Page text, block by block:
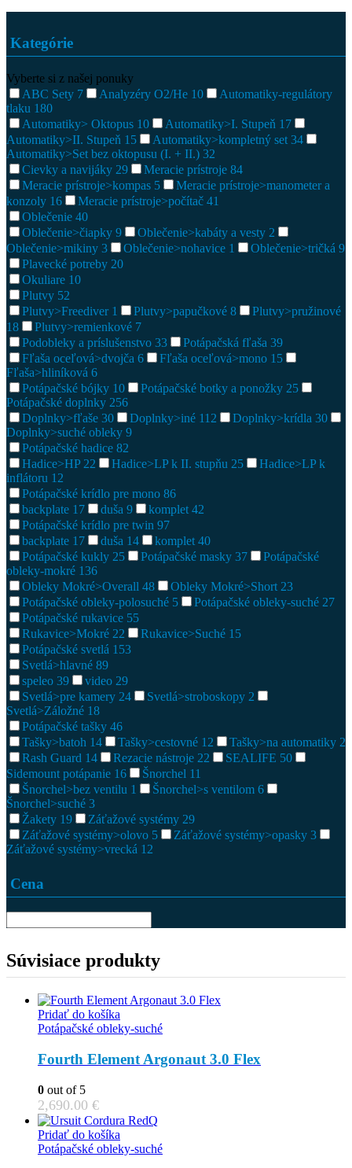
Kategórie
Vyberte si z našej ponuky
ABC Sety 7 Analyzéry O2/He 10
Automatiky-regulátory
tlaku 180
Automatiky> Oktopus 10 Automatiky>I. Stupeň 17
Automatiky>II. Stupeň 15 Automatiky>kompletný set 34
Automatiky>Set bez oktopusu (I. + II.) 32
Cievky a navijáky 29 Meracie prístroje 84
Meracie prístroje>kompas 5
Meracie prístroje>manometer a
konzoly 16 Meracie prístroje>počítač 41
Oblečenie 40
Oblečenie>čiapky 9 Oblečenie>kabáty a vesty 2
Oblečenie>mikiny 3 Oblečenie>nohavice 1 Oblečenie>tričká 9
Plavecké potreby 20
Okuliare 10
Plutvy 52
Plutvy>Freediver 1 Plutvy>papučkové 8
Plutvy>pružinové
18
Plutvy>remienkové 7
Podobleky a príslušenstvo 33 Potápačská fľaša 39
Fľaša oceľová>dvojča 6 Fľaša oceľová>mono 15
Fľaša>hliníková 6
Potápačské bójky 10 Potápačské botky a ponožky 25
Potápačské doplnky 256
Doplnky>fľaše 30 Doplnky>iné 112 Doplnky>krídla 30
Doplnky>suché obleky 9
Potápačské hadice 82
Hadice>HP 22 Hadice>LP k II. stupňu 25
Hadice>LP k
inflátoru 12
Potápačské krídlo pre mono 86
backplate 17 duša 9 komplet 42
Potápačské krídlo pre twin 97
backplate 17 duša 14 komplet 40
Potápačské kukly 25 Potápačské masky 37
Potápačské
obleky-mokré 136
Obleky Mokré>Overall 48 Obleky Mokré>Short 23
Potápačské obleky-polosuché 5 Potápačské obleky-suché 27
Potápačské rukavice 55
Rukavice>Mokré 22 Rukavice>Suché 15
Potápačské svetlá 153
Svetlá>hlavné 89
speleo 39 video 29
Svetlá>pre kamery 24 Svetlá>stroboskopy 2
Svetlá>Záložné 18
Potápačské tašky 46
Tašky>batoh 14 Tašky>cestovné 12 Tašky>na automatiky 2
Rash Guard 14 Rezacie nástroje 22 SEALIFE 50
Sidemount potápanie 16 Šnorchel 11
Šnorchel>bez ventilu 1 Šnorchel>s ventilom 6
Šnorchel>suché 3
Žakety 19 Záťažové systémy 29
Záťažové systémy>olovo 5 Záťažové systémy>opasky 3
Záťažové systémy>vrecká 12
Cena
Súvisiace produkty
Pridať do košíka
Potápačské obleky-suché
Fourth Element Argonaut 3.0 Flex
0 out of 5
2,690.00 €
Pridať do košíka
Potápačské obleky-suché